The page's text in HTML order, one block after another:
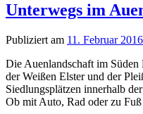
Unterwegs im
Publiziert am 11. Februar 2016
Die Auenlandschaft im
der Weißen Elster und der
Siedlungsplätzen innerhalb
Ob mit Auto, Rad oder zu